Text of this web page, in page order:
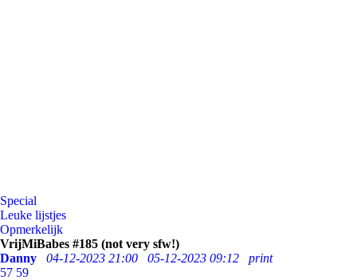
Special
Leuke lijstjes
Opmerkelijk
VrijMiBabes #185 (not very sfw!)
Danny
04-12-2023 21:00 05-12-2023 09:12
print
57 59